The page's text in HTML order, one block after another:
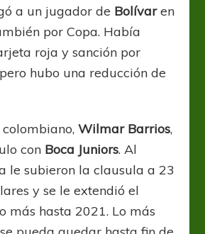
a un jugador de Bolívaren
por Copa. Había
roja y sanción por
hubo una reducción de
colombiano,Wilmar Barrios,
con Boca Juniors. Al
le subieron la clausula a 23
y se le extendió el
más hasta 2021. Lo más